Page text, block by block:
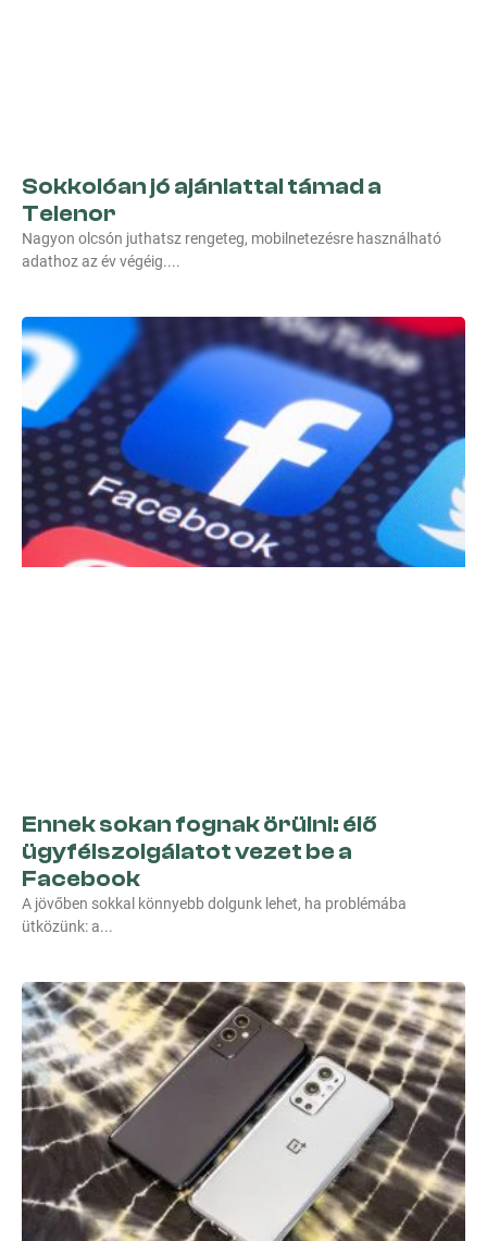
Sokkolóan jó ajánlattal támad a
Telenor
Nagyon olcsón juthatsz rengeteg, mobilnetezésre használható
adathoz az év végéig.
Ennek sokan fognak örülni: élő
ügyfélszolgálatot vezet be a
Facebook
A jövőben sokkal könnyebb dolgunk lehet, ha problémába
ütközünk: a